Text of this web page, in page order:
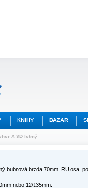
KNIHY BAZAR
X-SD letmý
brzda 70mm, RU osa,
nebo 12/135mm.